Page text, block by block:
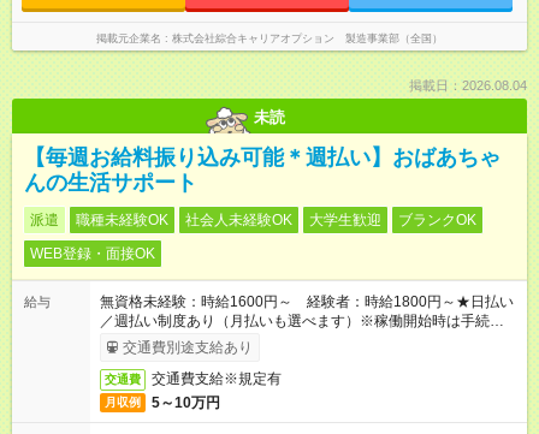
掲載元企業名 株式会社綜合キャリアオプション 製造事業部（全国）
掲載日：2026.08.04
未読
【毎週お給料振り込み可能＊週払い】おばあちゃ
んの生活サポート
派遣 職種未経験OK 社会人未経験OK 大学生歓迎
ブランクOK
WEB登録・面接OK
給与
無資格未経験：時給1600円～ 経験者：時給1800円～★日払い
／週払い制度あり（月払いも選べます）※稼働開始時は手続き完
了次第のお支払いとなります。
交通費別途支給あり
交通費 交通費支給※規定有
月収例 5～10万円